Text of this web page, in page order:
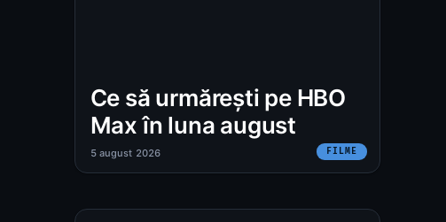
Ce să urmărești pe HBO
Max în luna august
FILME
5 august 2026